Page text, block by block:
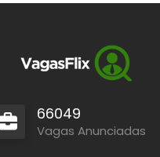
66049
Vagas Anunciadas